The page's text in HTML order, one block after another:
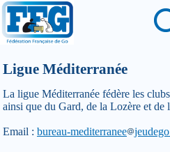
Ligue Méditerranée
La ligue Méditerranée fédère les
ainsi que du Gard, de la Lozère et de
Email : bureau-mediterranee